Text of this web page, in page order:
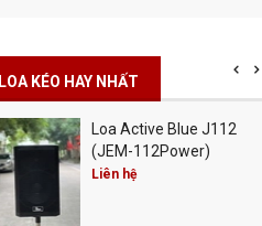
LOA KÉO HAY NHẤT
Loa Active Blue J112
(JEM-112Power)
Liên hệ